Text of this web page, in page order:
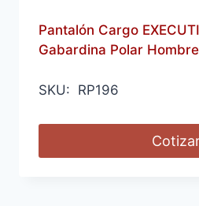
Pantalón Cargo
Gabardina Polar Hombre
SKU: RP196